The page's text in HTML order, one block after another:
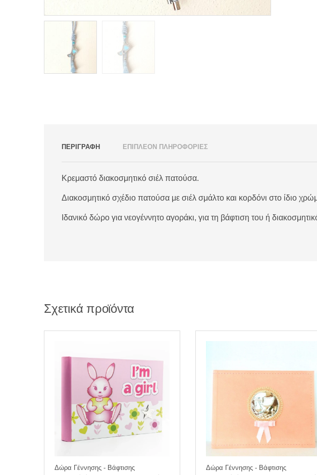
ΠΕΡΙΓΡΑΦΗ ΕΠΙΠΛΕΟΝ ΠΛΗΡΟΦΟΡΙΕΣ
Κρεμαστό διακοσμητικό σιέλ πατούσα.
Διακοσμητικό σχέδιο πατούσα με σιέλ σμάλτο και κορδόνι στο ίδιο
Ιδανικό δώρο για νεογέννητο αγοράκι, για τη βάφτιση του ή
Σχετικά προϊόντα
Δώρα Γέννησης - Βάφτισης Δώρα Γέννησης - Βάφτισης